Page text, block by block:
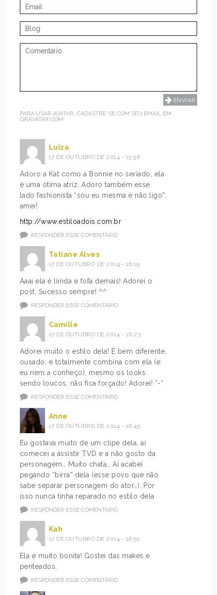
PARA USAR AVATAR, CADASTRE-SE COM SEU EMAIL EM
GRAVATAR.COM
Luiza
17 DE OUTUBRO DE 2014 - 15:56
Adoro a Kat como a Bonnie no seriado, ela
é uma ótima atriz. Adoro também esse
lado fashionista “sou eu mesma e não ligo”,
amei!
http://www.estiloadois.com.br
RESPONDER ESSE COMENTÁRIO
Tatiane Alves
17 DE OUTUBRO DE 2014 - 16:19
Aaai ela é liinda e fofa demais! Adorei o
post. Sucesso sempre! ^^
RESPONDER ESSE COMENTÁRIO
Camille
17 DE OUTUBRO DE 2014 - 16:23
Adorei muito o estilo dela! É bem diferente,
ousado, e totalmente combina com ela (e
eu nem a conheço), mesmo os looks
sendo loucos, não fica forçado! Adorei! *-*
RESPONDER ESSE COMENTÁRIO
Anne
17 DE OUTUBRO DE 2014 - 16:45
Eu gostava muito de um clipe dela, aí
comecei a assistir TVD e a não gosto da
personagem… Muito chata… Aí acabei
pegando “birra” dela (esse povo que não
sabe separar personagem do ator…). Por
isso nunca tinha reparado no estilo dela
RESPONDER ESSE COMENTÁRIO
Kah
17 DE OUTUBRO DE 2014 - 16:51
Ela é muito bonita! Gostei das makes e
penteados.
RESPONDER ESSE COMENTÁRIO